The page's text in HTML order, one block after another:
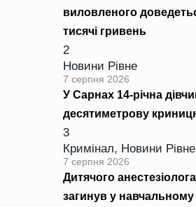
виловленого
тисячі гривень
2
Новини Рівне
7 серпня 2026
У Сарнах 14-річна
десятиметрову
3
Кримінал, Новини Рівне
7 серпня 2026
Дитячого
загинув у навчальному